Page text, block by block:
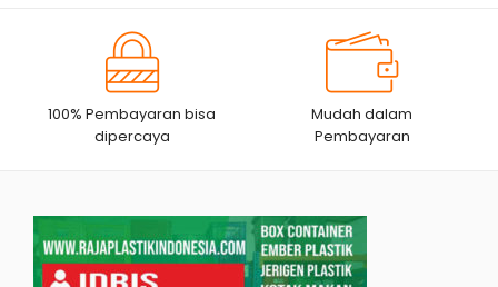
100% Pembayaran bisa
dipercaya
Mudah dalam
Pembayaran